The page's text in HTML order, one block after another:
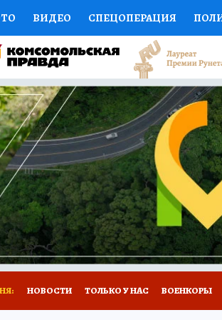
ВИДЕО СПЕЦОПЕРАЦИЯ
НАУКА СПОРТ
ЭКСПЕРТОВ ДОКТОР
ПОЛКА ПРОГНОЗЫ НА СПОРТ
ЦЕНТР НЕДВИЖИМОСТЬ
КП РЕКЛАМА ТЕСТЫ НОВОЕ
НОВОСТИ ТОЛЬКО У НАС ВОЕНКОРЫ